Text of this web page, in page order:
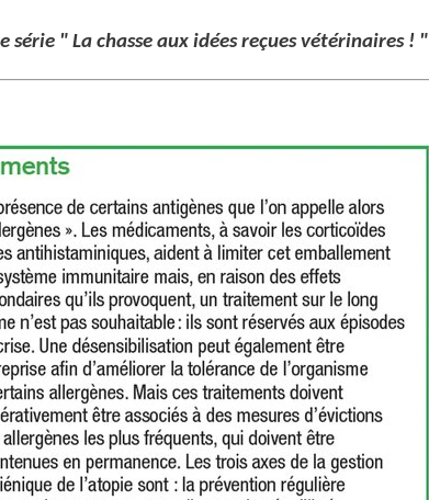
" La chasse aux idées reçues vétérinaires ! "